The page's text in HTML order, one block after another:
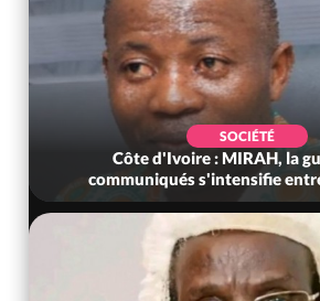
SOCIÉTÉ
Côte d'Ivoire : MIRAH, la
communiqués s'intensifie